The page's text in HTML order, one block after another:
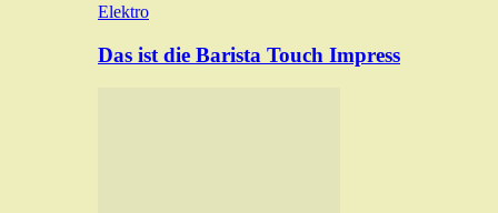
Elektro
Das ist die Barista Touch Impress